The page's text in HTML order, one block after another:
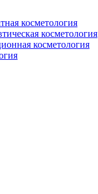
косметология
косметология
косметология